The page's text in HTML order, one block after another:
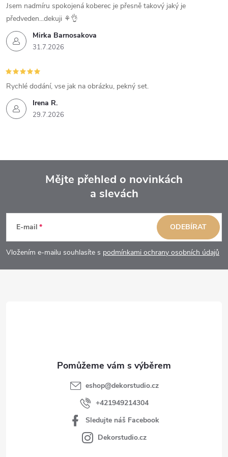
Mirka Barnosakova
31.7.2026
Jsem nadmíru spokojená koberec je přesně takový jaký je
předveden...dekuji ⚘️👌
Irena R.
29.7.2026
Rychlé dodání, vse jak na obrázku, pekný set.
p
a
Mějte přehled o novinkách
a slevách
E-mail
Vložením e-mailu souhlasíte s podmínkami ochrany osobních údajů
ODEBÍRAT
eshop@dekorstudio.cz
+421949214304
Sledujte náš Facebook
Dekorstudio.cz